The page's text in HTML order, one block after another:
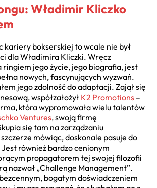
Władimir Kliczko
kariery bokserskiej to wcale nie był
dla Władimira Kliczki. Wręcz
ringiem jego życie, jego biografia, jest
nowych, fascynujących wyzwań.
jego zdolność do adaptacji. Zajął się
współzałożył K2 Promotions –
która wypromowała wielu talentów
Ventures, swoją firmę
się tam na zarządzaniu
mówiąc, doskonale pasuje do
również bardzo cenionym
propagatorem tej swojej filozofii
nazwał „Challenge Management”.
bogatym doświadczeniem